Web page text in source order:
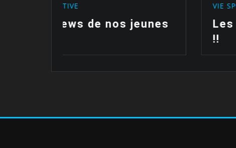
VIE SPORTIVE
Les polos sont arrivées